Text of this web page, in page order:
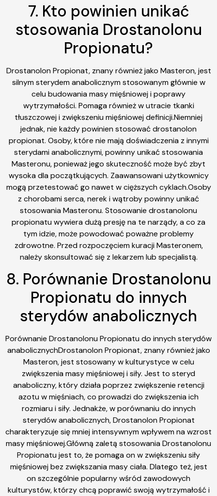
7. Kto powinien unikać
stosowania Drostanolonu
Propionatu?
Drostanolon Propionat, znany również jako Masteron, jest
silnym sterydem anabolicznym stosowanym głównie w
celu budowania masy mięśniowej i poprawy
wytrzymałości. Pomaga również w utracie tkanki
tłuszczowej i zwiększeniu mięśniowej definicji.Niemniej
jednak, nie każdy powinien stosować drostanolon
propionat. Osoby, które nie mają doświadczenia z innymi
sterydami anabolicznymi, powinny unikać stosowania
Masteronu, ponieważ jego skuteczność może być zbyt
wysoka dla początkujących. Zaawansowani użytkownicy
mogą przetestować go nawet w cięższych cyklach.Osoby
z chorobami serca, nerek i wątroby powinny unikać
stosowania Masteronu. Stosowanie drostanolonu
propionatu wywiera dużą presję na te narządy, a co za
tym idzie, może powodować poważne problemy
zdrowotne. Przed rozpoczęciem kuracji Masteronem,
należy skonsultować się z lekarzem lub specjalistą.
8. Porównanie Drostanolonu
Propionatu do innych
sterydów anabolicznych
Porównanie Drostanolonu Propionatu do innych sterydów
anabolicznychDrostanolon Propionat, znany również jako
Masteron, jest stosowany w kulturystyce w celu
zwiększenia masy mięśniowej i siły. Jest to steryd
anaboliczny, który działa poprzez zwiększenie retencji
azotu w mięśniach, co prowadzi do zwiększenia ich
rozmiaru i siły. Jednakże, w porównaniu do innych
sterydów anabolicznych, Drostanolon Propionat
charakteryzuje się mniej intensywnym wpływem na wzrost
masy mięśniowej.Główną zaletą stosowania Drostanolonu
Propionatu jest to, że pomaga on w zwiększeniu siły
mięśniowej bez zwiększania masy ciała. Dlatego też, jest
on szczególnie popularny wśród zawodowych
kulturystów, którzy chcą poprawić swoją wytrzymałość i